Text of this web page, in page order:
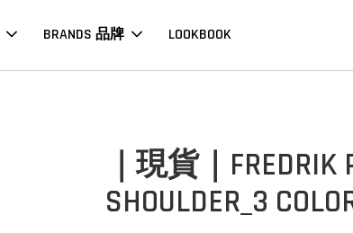
BRANDS 品牌 LOOKBOOK
｜現貨｜FREDRIK
SHOULDER_3